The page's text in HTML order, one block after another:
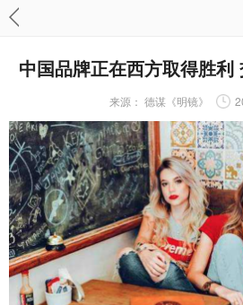
中国品牌正在西方取得胜利
来源： 德谋《明镜》